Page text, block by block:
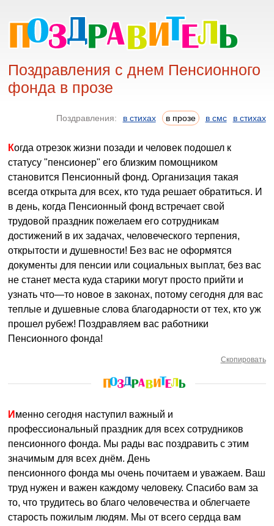
Поздравления с днем Пенсионного
фонда в прозе
Поздравления: в стихах в прозе в смс в стихах
Когда отрезок жизни позади и человек подошел к
статусу "пенсионер" его близким помощником
становится Пенсионный фонд. Организация такая
всегда открыта для всех, кто туда решает обратиться. И
в день, когда Пенсионный фонд встречает свой
трудовой праздник пожелаем его сотрудникам
достижений в их задачах, человеческого терпения,
открытости и душевности! Без вас не оформятся
документы для пенсии или социальных выплат, без вас
не станет места куда старики могут просто прийти и
узнать что—то новое в законах, потому сегодня для вас
теплые и душевные слова благодарности от тех, кто уж
прошел рубеж! Поздравляем вас работники
Пенсионного фонда!
Скопировать
Именно сегодня наступил важный и
профессиональный праздник для всех сотрудников
пенсионного фонда. Мы рады вас поздравить с этим
значимым для всех днём. День
пенсионного фонда мы очень почитаем и уважаем. Ваш
труд нужен и важен каждому человеку. Спасибо вам за
то, что трудитесь во благо человечества и облегчаете
старость пожилым людям. Мы от всего сердца вам